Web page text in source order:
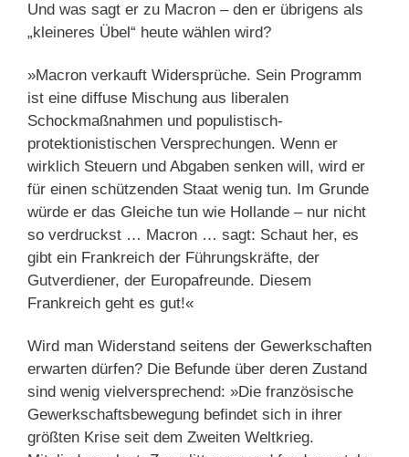
Und was sagt er zu Macron – den er übrigens als
„kleineres Übel“ heute wählen wird?
»Macron verkauft Widersprüche. Sein Programm
ist eine diffuse Mischung aus liberalen
Schockmaßnahmen und populistisch-
protektionistischen Versprechungen. Wenn er
wirklich Steuern und Abgaben senken will, wird er
für einen schützenden Staat wenig tun. Im Grunde
würde er das Gleiche tun wie Hollande – nur nicht
so verdruckst … Macron … sagt: Schaut her, es
gibt ein Frankreich der Führungskräfte, der
Gutverdiener, der Europafreunde. Diesem
Frankreich geht es gut!«
Wird man Widerstand seitens der Gewerkschaften
erwarten dürfen? Die Befunde über deren Zustand
sind wenig vielversprechend: »Die französische
Gewerkschaftsbewegung befindet sich in ihrer
größten Krise seit dem Zweiten Weltkrieg.